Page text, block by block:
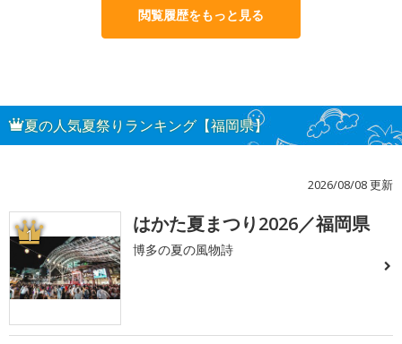
閲覧履歴をもっと見る
夏の人気夏祭りランキング【福岡県】
2026/08/08 更新
1 はかた夏まつり2026／福岡県
博多の夏の風物詩